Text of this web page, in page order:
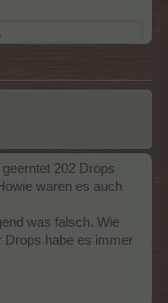
202 Drops
waren es auch
was falsch. Wie
Drops habe es immer